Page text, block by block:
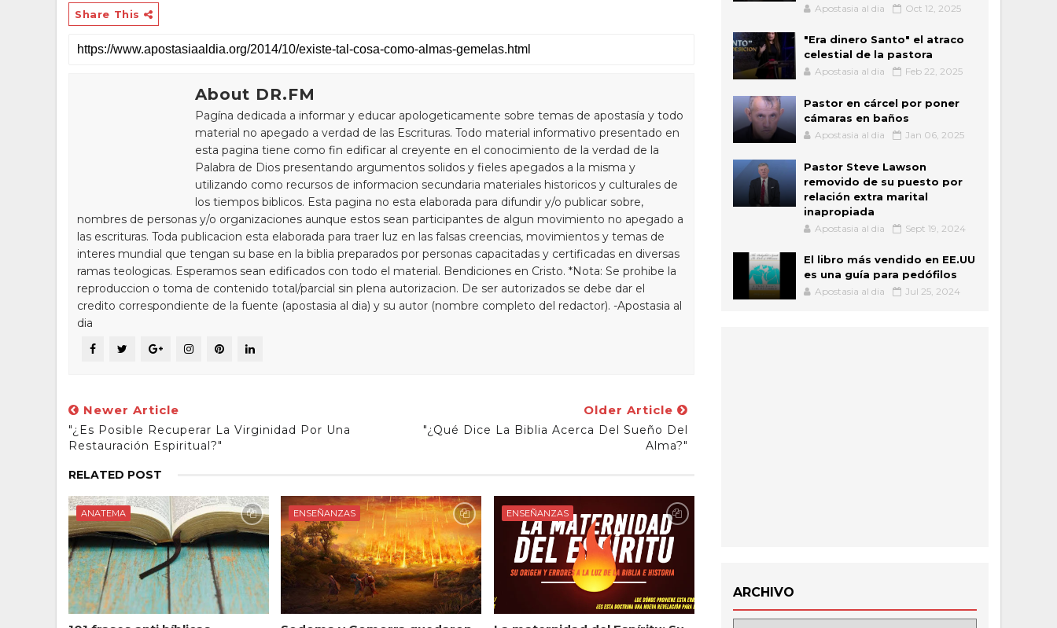
Share This
About DR.FM
Pagína dedicada a informar y educar apologeticamente sobre temas de apostasía y todo
material no apegado a verdad de las Escrituras. Todo material informativo presentado en
esta pagina tiene como fin edificar al creyente en el conocimiento de la verdad de la
Palabra de Dios presentando argumentos solidos y fieles apegados a la misma y
utilizando como recursos de informacion secundaria materiales historicos y culturales de
los tiempos biblicos. Esta pagina no esta elaborada para difundir y/o publicar sobre,
nombres de personas y/o organizaciones aunque estos sean participantes de algun movimiento no apegado a
las escrituras. Toda publicacion esta elaborada para traer luz en las falsas creencias, movimientos y temas de
interes mundial que tengan su base en la biblia preparados por personas capacitadas y certificadas en diversas
ramas teologicas. Esperamos sean edificados con todo el material. Bendiciones en Cristo. *Nota: Se prohibe la
reproduccion o toma de contenido total/parcial sin plena autorizacion. De ser autorizados se debe dar el
credito correspondiente de la fuente (apostasia al dia) y su autor (nombre completo del redactor). -Apostasia al
dia
Newer Article
"¿Es Posible Recuperar La Virginidad Por Una
Restauración Espiritual?"
Older Article
"¿Qué Dice La Biblia Acerca Del Sueño Del
Alma?"
RELATED POST
ANATEMA ENSEÑANZAS ENSEÑANZAS
Apostasia al dia Oct 12, 2025
"Era dinero Santo" el atraco
celestial de la pastora
Apostasia al dia Feb 22, 2025
Pastor en cárcel por poner
cámaras en baños
Apostasia al dia Jan 06, 2025
Pastor Steve Lawson
removido de su puesto por
relación extra marital
inapropiada
Apostasia al dia Sept 19, 2024
El libro más vendido en EE.UU
es una guía para pedófilos
Apostasia al dia Jul 25, 2024
ARCHIVO